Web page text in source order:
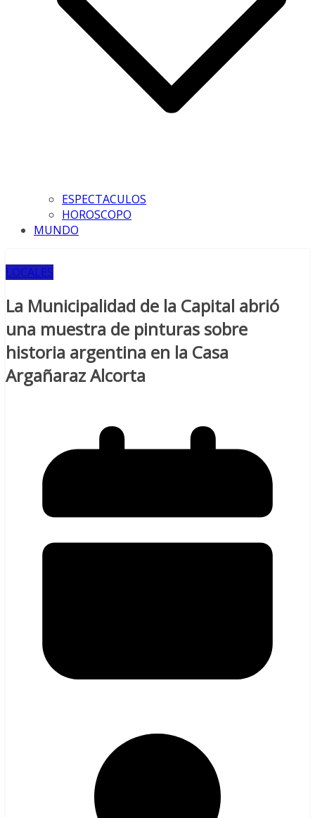
ESPECTACULOS
HOROSCOPO
MUNDO
LOCALES
La Municipalidad de la Capital abrió
una muestra de pinturas sobre
historia argentina en la Casa
Argañaraz Alcorta